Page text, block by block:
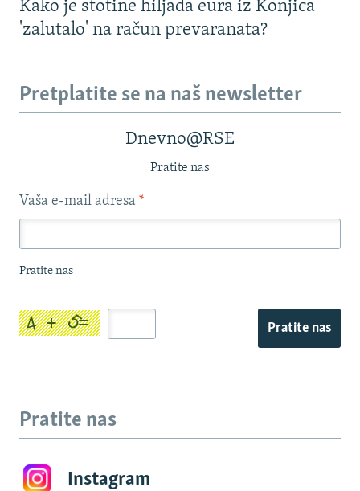
Kako je stotine hiljada eura iz Konjica
'zalutalo' na račun prevaranata?
Pretplatite se na naš newsletter
Dnevno@RSE
Pratite nas
Vaša e-mail adresa *
Pratite nas
Pratite nas
Pratite nas
Instagram